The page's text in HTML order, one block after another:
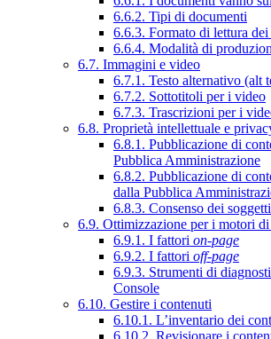
6.6.2. Tipi di documenti
6.6.3. Formato di lettura
6.6.4. Modalità di
6.7. Immagini e video
6.7.1. Testo alternativo (alt
6.7.2. Sottotitoli per i video
6.7.3. Trascrizioni per i
6.8. Proprietà intellettuale e
6.8.1. Pubblicazione di
Pubblica Amministrazione
6.8.2. Pubblicazione di
dalla Pubblica
6.8.3. Consenso dei
6.9. Ottimizzazione per i motori
6.9.1. I fattori on-page
6.9.2. I fattori off-page
6.9.3. Strumenti di
Console
6.10. Gestire i contenuti
6.10.1. L’inventario dei
6.10.2. Revisionare i